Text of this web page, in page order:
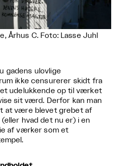
Århus C. Foto: Lasse Juhl
gadens ulovlige
ikke censurerer skidt fra
udelukkende op til værket
sit værd. Derfor kan man
at være blevet grebet af
hvad det nu er) i en
af værker som et